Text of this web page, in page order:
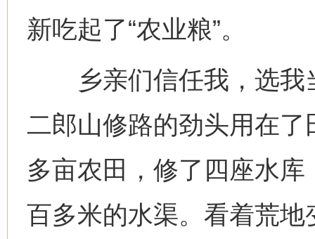
新吃起了“农业粮”。
乡亲们信任我，选我
二郎山修路的劲头用在
多亩农田，修了四座水
百多米的水渠。看着荒